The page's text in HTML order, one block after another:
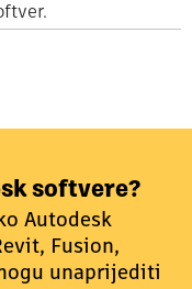
softvere?
Autodesk
Fusion,
unaprijediti